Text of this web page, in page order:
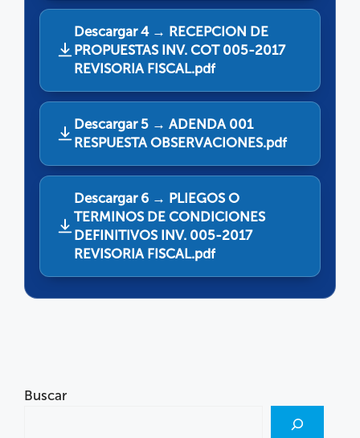
Descargar 4 → RECEPCION DE
PROPUESTAS INV. COT 005-2017
REVISORIA FISCAL.pdf
Descargar 5 → ADENDA 001
RESPUESTA OBSERVACIONES.pdf
Descargar 6 → PLIEGOS O
TERMINOS DE CONDICIONES
DEFINITIVOS INV. 005-2017
REVISORIA FISCAL.pdf
Buscar